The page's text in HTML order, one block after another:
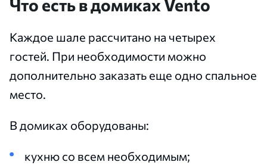
Что есть в домиках Vento
Каждое шале рассчитано на четырех
гостей. При необходимости можно
дополнительно заказать еще одно спальное
место.
В домиках оборудованы:
кухню со всем необходимым;